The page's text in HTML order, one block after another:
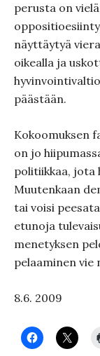
perusta on
näyttäytyä
oikealla ja
päästään.
Kokoomuksen
on jo
politiikkaa, jota
Muutenkaan
tai voisi
etunoja
menetyksen
pelaaminen vie
8.6. 2009